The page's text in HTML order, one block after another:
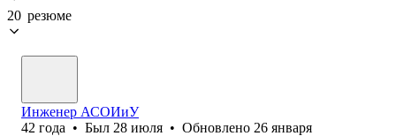
20 резюме
Инженер АСОИиУ
42 года • Был 28 июля • Обновлено 26 января